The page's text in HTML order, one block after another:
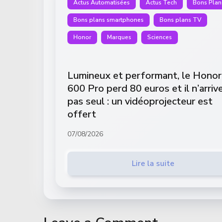
Actus Automatisées Actus Tech Bons
Bons plans smartphones Bons plans TV
Honor Marques Sciences
Lumineux et performant, le Honor
600 Pro perd 80 euros et il
pas seul : un vidéoprojecteur est
offert
07/08/2026
Lire la suite